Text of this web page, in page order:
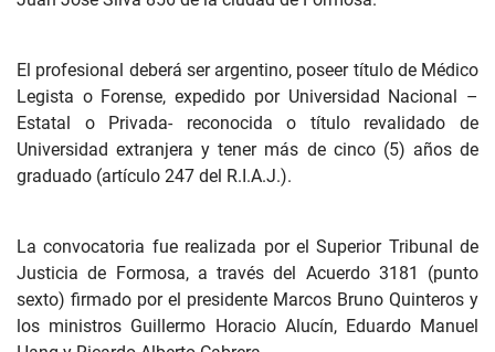
El profesional deberá ser argentino, poseer título de Médico
Legista o Forense, expedido por Universidad Nacional –
Estatal o Privada- reconocida o título revalidado de
Universidad extranjera y tener más de cinco (5) años de
graduado (artículo 247 del R.I.A.J.).
La convocatoria fue realizada por el Superior Tribunal de
Justicia de Formosa, a través del Acuerdo 3181 (punto
sexto) firmado por el presidente Marcos Bruno Quinteros y
los ministros Guillermo Horacio Alucín, Eduardo Manuel